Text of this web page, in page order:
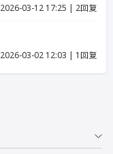
2026-03-12 17:25 | 2回复
2026-03-02 12:03 | 1回复